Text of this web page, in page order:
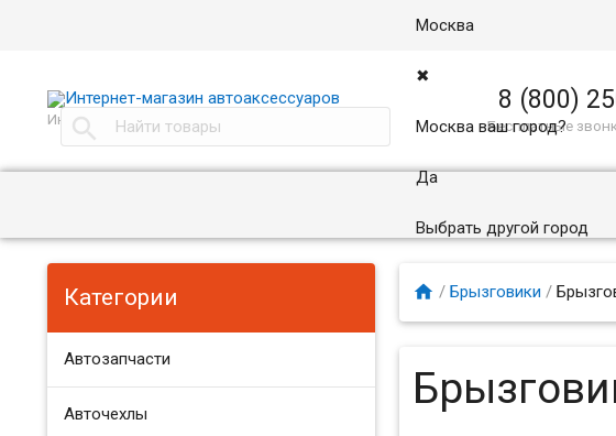

Москва
✖
Москва ваш город?
Да
Выбрать другой город
Интернет магазин автоаксессуаров в Москве
8 (800)
Бесплатные
Категории
Автозапчасти
Авточехлы
 / Брызговики /